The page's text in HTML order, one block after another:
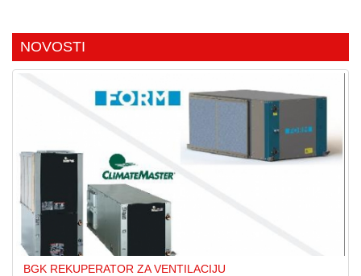
NOVOSTI
BGK REKUPERATOR ZA VENTILACIJU